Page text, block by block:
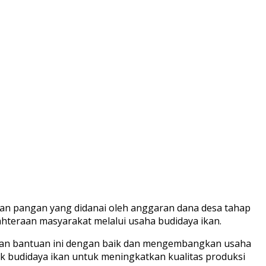
pangan yang didanai oleh anggaran dana desa tahap
masyarakat melalui usaha budidaya ikan.
bantuan ini dengan baik dan mengembangkan usaha
budidaya ikan untuk meningkatkan kualitas produksi